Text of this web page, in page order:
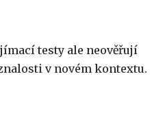
testy ale neověřují
v novém kontextu.